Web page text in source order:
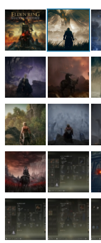
マンガ
女性向け
アプリレビュー
その他
電ファミニコゲーマーとは？
運営：株式会社マレ